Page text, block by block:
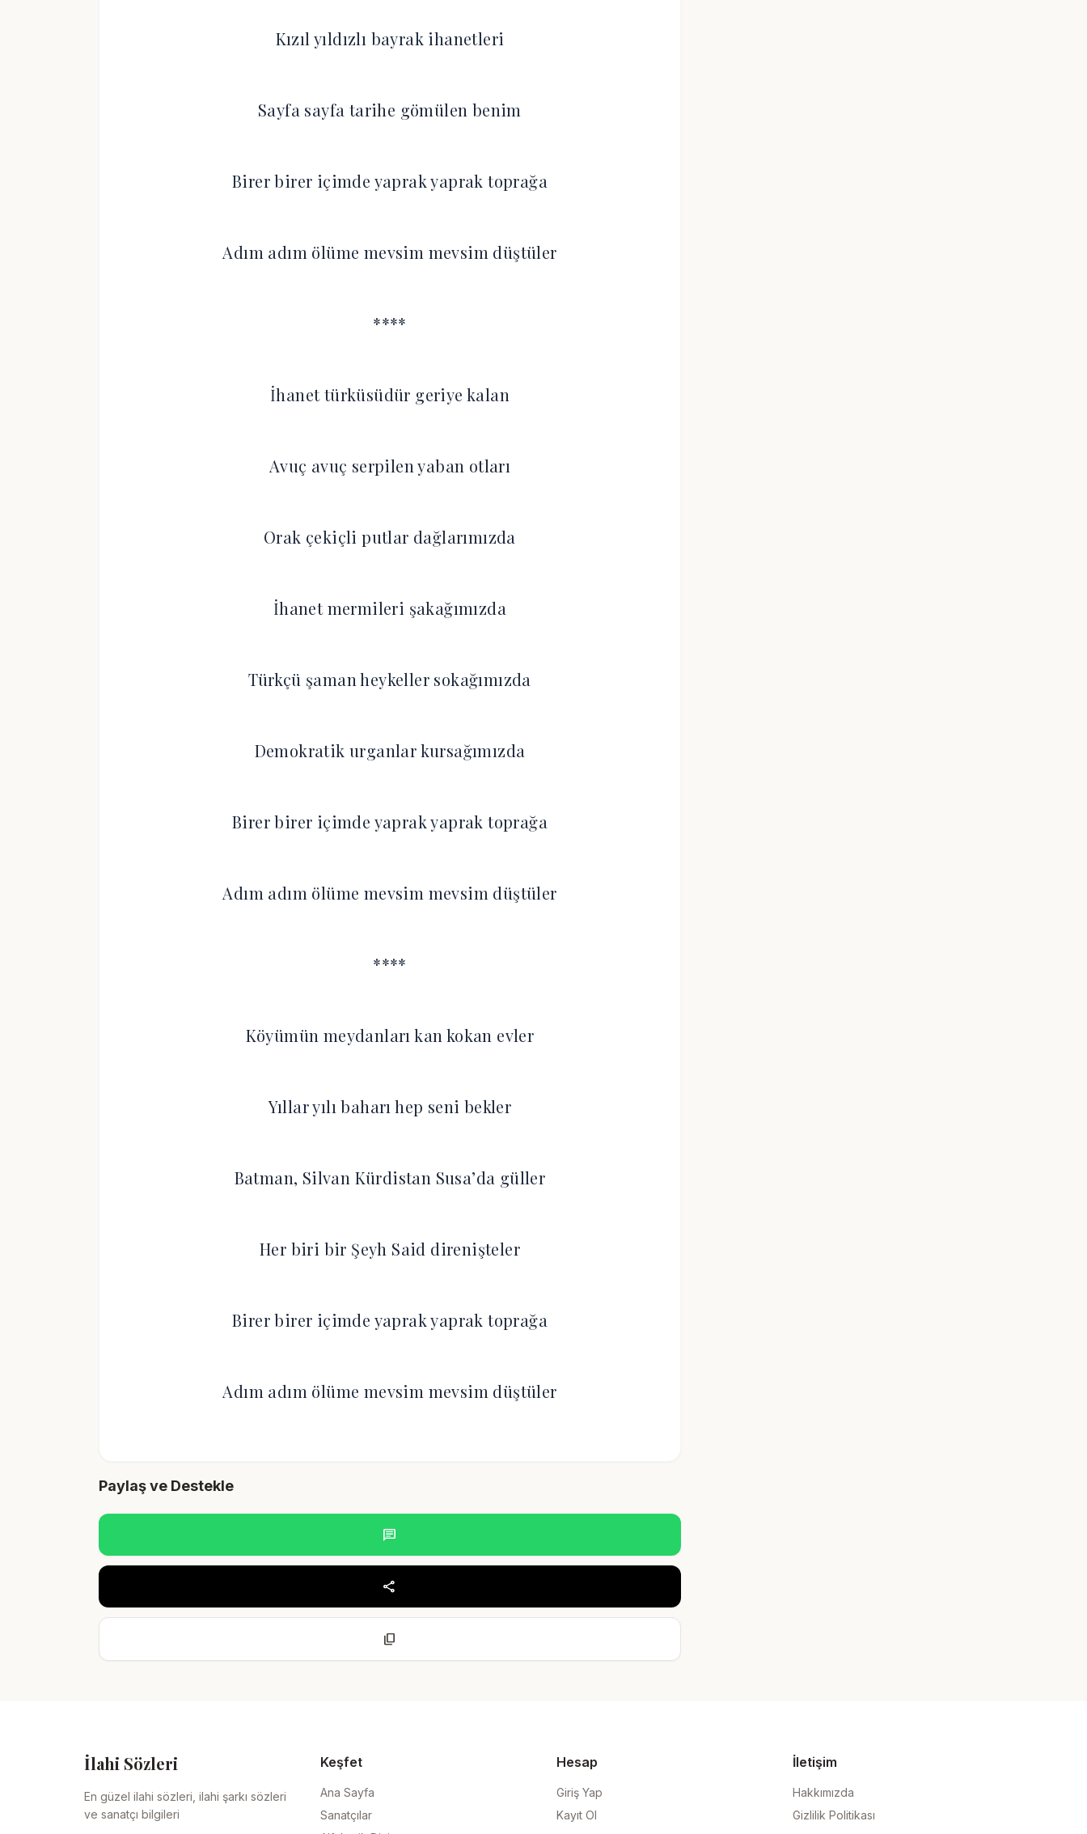
Kızıl yıldızlı bayrak ihanetleri
Sayfa sayfa tarihe gömülen benim
Birer birer içimde yaprak yaprak toprağa
Adım adım ölüme mevsim mevsim düştüler
****
İhanet türküsüdür geriye kalan
Avuç avuç serpilen yaban otları
Orak çekiçli putlar dağlarımızda
İhanet mermileri şakağımızda
Türkçü şaman heykeller sokağımızda
Demokratik urganlar kursağımızda
Birer birer içimde yaprak yaprak toprağa
Adım adım ölüme mevsim mevsim düştüler
****
Köyümün meydanları kan kokan evler
Yıllar yılı baharı hep seni bekler
Batman, Silvan Kürdistan Susa’da güller
Her biri bir Şeyh Said direnişteler
Birer birer içimde yaprak yaprak toprağa
Adım adım ölüme mevsim mevsim düştüler
Paylaş ve Destekle
chat
share
content_copy
İlahi Sözleri
En güzel ilahi sözleri, ilahi şarkı sözleri
ve sanatçı bilgileri
Keşfet
Ana Sayfa
Sanatçılar
Hesap
Giriş Yap
Kayıt Ol
İletişim
Hakkımızda
Gizlilik Politikası